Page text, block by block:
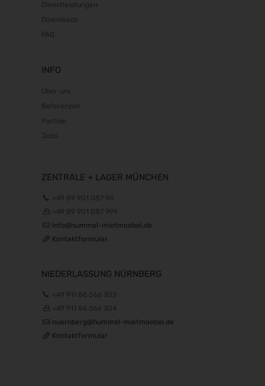
Dienstleistungen
Downloads
FAQ
INFO
Über uns
Referenzen
Partner
Jobs
ZENTRALE + LAGER MÜNCHEN
+49 89 901 087 90
+49 89 901 087 999
info@hummel-mietmoebel.de
Kontaktformular
NIEDERLASSUNG NÜRNBERG
+49 911 86 066 303
+49 911 86 066 304
nuernberg@hummel-mietmoebel.de
Kontaktformular